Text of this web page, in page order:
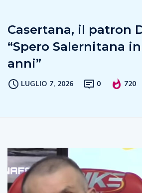
Casertana, il patron
“Spero Salernitana
anni”
LUGLIO 7, 2026 0 720